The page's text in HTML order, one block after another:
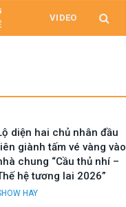
VIDEO
diện hai chủ nhân đầu
giành tấm vé vàng vào
chung “Cầu thủ nhí –
hệ tương lai 2026”
HAY